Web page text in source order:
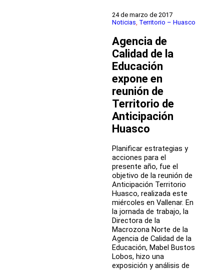
Segunda
Jornada
directores
de
Educación
Pública
24 de marzo de 2017
Noticias Territorio – Huasco
Agencia de
Calidad de la
Educación
expone en
reunión de
Territorio de
Anticipación
Huasco
Planificar estrategias y
acciones para el
presente año, fue el
objetivo de la reunión de
Anticipación Territorio
Huasco, realizada este
miércoles en Vallenar. En
la jornada de trabajo, la
Directora de la
Macrozona Norte de la
Agencia de Calidad de la
Educación, Mabel Bustos
Lobos, hizo una
exposición y análisis de